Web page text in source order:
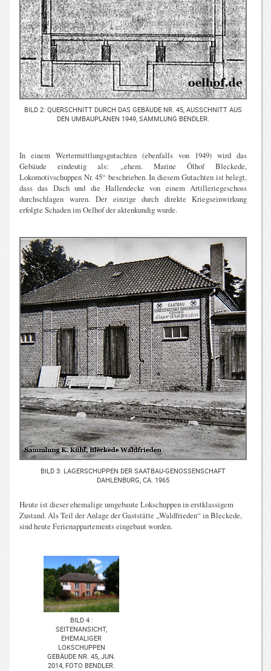
BILD 2: QUERSCHNITT DURCH DAS GEBÄUDE NR. 45, AUSSCHNITT AUS
DEN UMBAUPLÄNEN 1949, SAMMLUNG BENDLER.
In einem Wertermittlungsgutachten (ebenfalls von 1949) wird das
Gebäude eindeutig als: „ehem. Marine Ölhof Bleckede,
Lokomotivschuppen Nr. 45“ beschrieben. In diesem Gutachten ist belegt,
dass das Dach und die Hallendecke von einem Artilleriegeschoss
durchschlagen waren. Der einzige durch direkte Kriegseinwirkung
erfolgte Schaden im Oelhof der aktenkundig wurde.
BILD 3: LAGERSCHUPPEN DER SAATBAU-GENOSSENSCHAFT
DAHLENBURG, CA. 1965
Heute ist dieser ehemalige umgebaute Lokschuppen in erstklassigem
Zustand. Als Teil der Anlage der Gaststätte „Waldfrieden“ in Bleckede,
sind heute Ferienappartements eingebaut worden.
BILD 4 :
SEITENANSICHT,
EHEMALIGER
LOKSCHUPPEN
GEBÄUDE NR. 45, JUN.
2014, FOTO BENDLER.